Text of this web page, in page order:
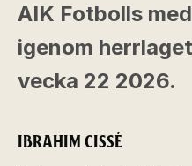
AIK Fotbolls
igenom
vecka 22 2026.
IBRAHIM CISSÉ